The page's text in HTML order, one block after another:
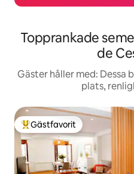
Topprankade
de
Gäster håller med: Dessa
plats,
Populär gästfavorit
Gästfavorit